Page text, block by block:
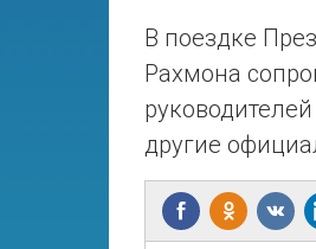
В поездке
Рахмона
другие